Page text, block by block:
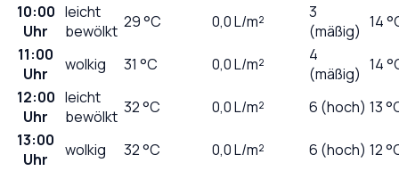
10:00
Uhr
leicht
bewölkt 29°C 0,0L/m²
3
(mäßig) 14
11:00
Uhr
wolkig 31 °C 0,0L/m²
4
(mäßig) 14
12:00
Uhr
leicht
bewölkt 32°C 0,0L/m² 6 (hoch) 13
13:00
Uhr
wolkig 32°C 0,0L/m² 6 (hoch) 12